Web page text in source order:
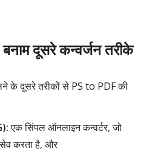
दूसरे कन्वर्जन तरीके
के दूसरे तरीकों से PS to PDF की
एक सिंपल ऑनलाइन कन्वर्टर, जो
करता है, और